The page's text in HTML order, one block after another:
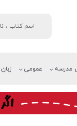
عمومی مدرسه